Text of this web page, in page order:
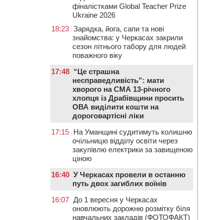
фіналістками Global Teacher Prize
Ukraine 2026
18:23 Зарядка, йога, сапи та нові
знайомства: у Черкасах закрили
сезон літнього табору для людей
поважного віку
17:48 “Це страшна
несправедливість”: мати
хворого на СМА 13-річного
хлопця із Драбівщини просить
ОВА виділити кошти на
дороговартісні ліки
17:15 На Уманщині судитимуть колишню
очільницю відділу освіти через
закупівлю електрики за завищеною
ціною
16:40 У Черкасах провели в останню
путь двох загиблих воїнів
16:07 До 1 вересня у Черкасах
оновлюють дорожню розмітку біля
навчальних закладів (ФОТОФАКТ)